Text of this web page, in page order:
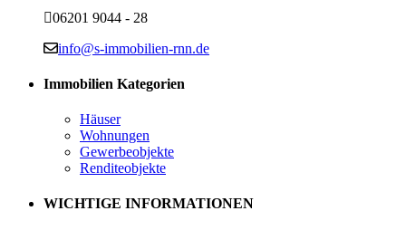
06201 9044 - 28
info@s-immobilien-rnn.de
Immobilien Kategorien
Häuser
Wohnungen
Gewerbeobjekte
Renditeobjekte
WICHTIGE INFORMATIONEN